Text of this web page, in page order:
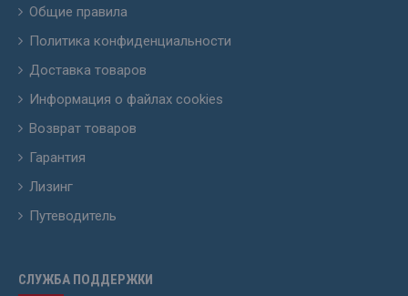
Общие правила
Политика конфиденциальности
Доставка товаров
Информация о файлах cookies
Возврат товаров
Гарантия
Лизинг
Путеводитель
СЛУЖБА ПОДДЕРЖКИ